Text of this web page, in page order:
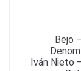
Bejo
Iván Nieto